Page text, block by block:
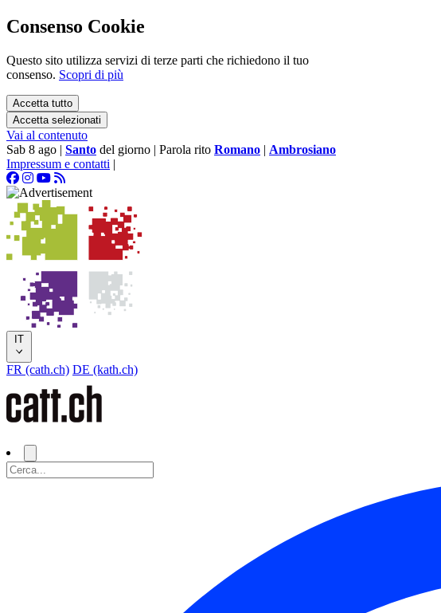
Consenso Cookie
Questo sito utilizza servizi di terze parti che richiedono il tuo
consenso. Scopri di più
Accetta tutto
Accetta selezionati
Vai al contenuto
Sab 8 ago | Santo del giorno | Parola rito Romano | Ambrosiano
Impressum e contatti |
IT
FR (cath.ch) DE (kath.ch)